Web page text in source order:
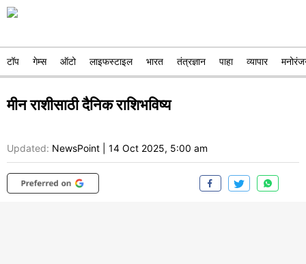
टॉप गेम्स ऑटो लाइफस्टाइल भारत तंत्रज्ञान पाहा व्यापार
मीन राशीसाठी दैनिक राशिभविष्य
Updated: NewsPoint 14 Oct 2025, 5:00 am